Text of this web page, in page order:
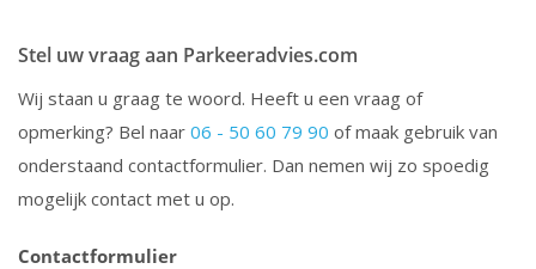
Stel uw vraag aan Parkeeradvies.com
Wij staan u graag te woord. Heeft u een vraag of
opmerking? Bel naar 06 - 50 60 79 90 of maak gebruik van
onderstaand contactformulier. Dan nemen wij zo spoedig
mogelijk contact met u op.
Contactformulier